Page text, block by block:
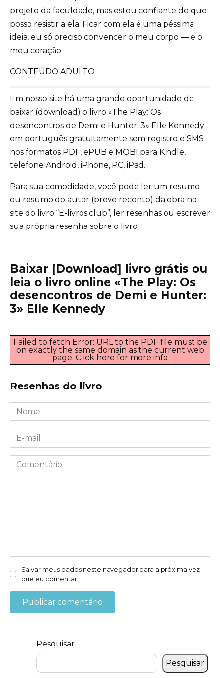
projeto da faculdade, mas estou confiante de que
posso resistir a ela. Ficar com ela é uma péssima
ideia, eu só preciso convencer o meu corpo ― e o
meu coração.
CONTEÚDO ADULTO
Em nosso site há uma grande oportunidade de
baixar (download) o livro «The Play: Os
desencontros de Demi e Hunter: 3» Elle Kennedy
em português gratuitamente sem registro e SMS
nos formatos PDF, ePUB e MOBI para Kindle,
telefone Android, iPhone, PC, iPad.
Para sua comodidade, você pode ler um resumo
ou resumo do autor (breve reconto) da obra no
site do livro “E-livros.club”, ler resenhas ou escrever
sua própria resenha sobre o livro.
Baixar [Download] livro grátis ou
leia o livro online «The Play: Os
desencontros de Demi e Hunter:
3» Elle Kennedy
Failed to fetch Error: URL to the PDF file must be
on exactly the same domain as the current web
page. Click here for more info
Resenhas do livro
Nome
*
E-
mail
*Comentário
Salvar meus dados neste navegador para a próxima vez
que eu comentar.
Pesquisar
Pesquisar